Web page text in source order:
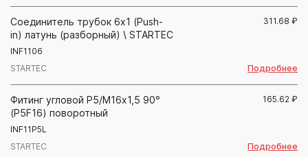
Соединитель трубок 6х1 (Push-
in) латунь (разборный) \ STARTEC
INF1106
STARTEC
311.68 ₽
Подробнее
Фитинг угловой Р5/М16х1,5 90°
(P5F16) поворотный
INF11P5L
STARTEC
165.62 ₽
Подробнее